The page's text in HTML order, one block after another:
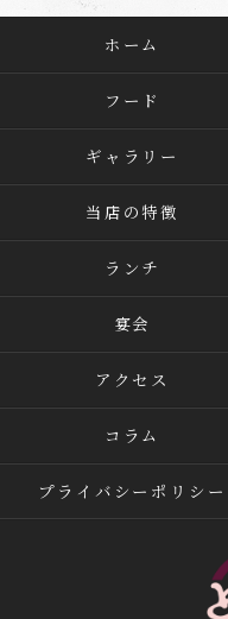
ホーム
フード
ギャラリー
当店の特徴
ランチ
宴会
アクセス
コラム
プライバシーポリシー